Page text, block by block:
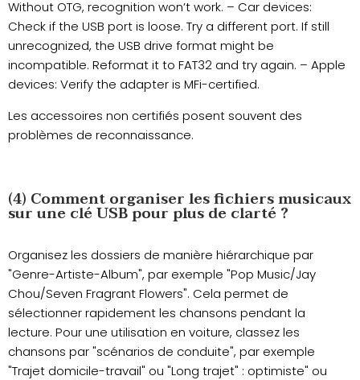
Without OTG, recognition won’t work. – Car devices:
Check if the USB port is loose. Try a different port. If still
unrecognized, the USB drive format might be
incompatible. Reformat it to FAT32 and try again. – Apple
devices: Verify the adapter is MFi-certified.
Les accessoires non certifiés posent souvent des
problèmes de reconnaissance.
(4) Comment organiser les fichiers musicaux
sur une clé USB pour plus de clarté ?
Organisez les dossiers de manière hiérarchique par
"Genre-Artiste-Album", par exemple "Pop Music/Jay
Chou/Seven Fragrant Flowers". Cela permet de
sélectionner rapidement les chansons pendant la
lecture. Pour une utilisation en voiture, classez les
chansons par "scénarios de conduite", par exemple
"Trajet domicile-travail" ou "Long trajet" : optimiste" ou